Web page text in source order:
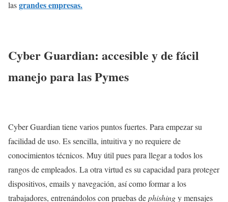
lasgrandes empresas.
Cyber Guardian: accesible y de fácil
manejo para las Pymes
Cyber Guardian tiene varios puntos fuertes. Para empezar su
facilidad de uso. Es sencilla, intuitiva y no requiere de
conocimientos técnicos. Muy útil pues para llegar a todos los
rangos de empleados. La otra virtud es su capacidad para proteger
dispositivos, emails y navegación, así como formar a los
trabajadores, entrenándolos con pruebas dephishingy mensajes